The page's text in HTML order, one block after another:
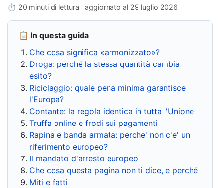
⏱ 20 minuti di lettura · aggiornato al 29 luglio 2026
📋 In questa guida
Che cosa significa «armonizzato»?
Droga: perché la stessa quantità cambia
esito?
Riciclaggio: quale pena minima garantisce
l'Europa?
Contante: la regola identica in tutta l'Unione
Truffa online e frodi sui pagamenti
Rapina e banda armata: perche' non c'e' un
riferimento europeo?
Il mandato d'arresto europeo
Che cosa questa pagina non ti dice, e perché
Miti e fatti